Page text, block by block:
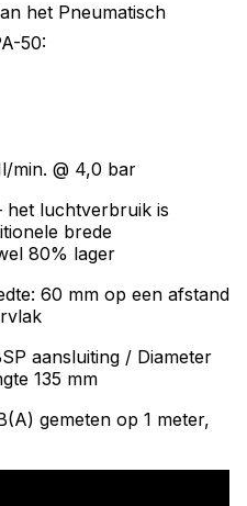
het Pneumatisch
50:
min. @ 4,0 bar
het luchtverbruik is
brede
80% lager
60 mm op een afstand
aansluiting / Diameter
135 mm
gemeten op 1 meter,